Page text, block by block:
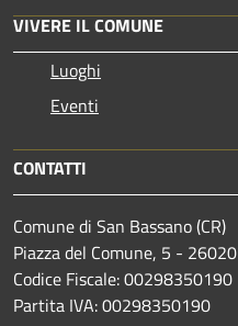
VIVERE IL COMUNE
Luoghi
Eventi
CONTATTI
Comune di San Bassano (CR)
Piazza del Comune, 5 - 26020
Codice Fiscale: 00298350190
Partita IVA: 00298350190